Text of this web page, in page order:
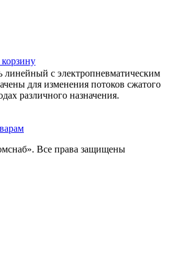
линейный с электропневматическим
для изменения потоков сжатого
различного назначения.
Все права защищены